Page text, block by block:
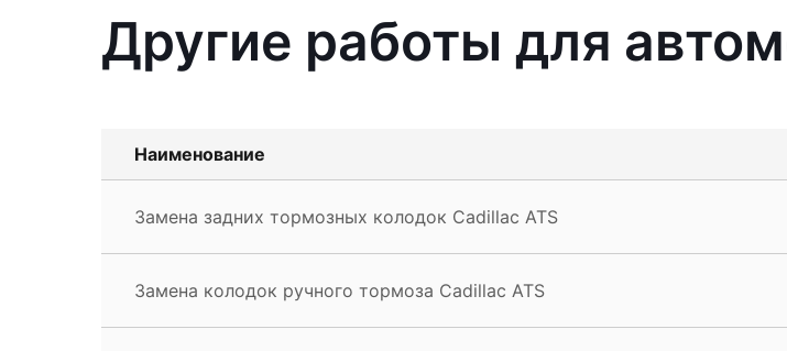
Другие работы для
Наименование
Замена задних тормозных колодок Cadillac ATS
Замена колодок ручного тормоза Cadillac ATS